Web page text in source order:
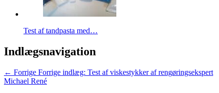
Test af tandpasta med…
Indlægsnavigation
← Forrige Forrige indlæg: Test af viskestykker af rengøringsekspert
Michael René